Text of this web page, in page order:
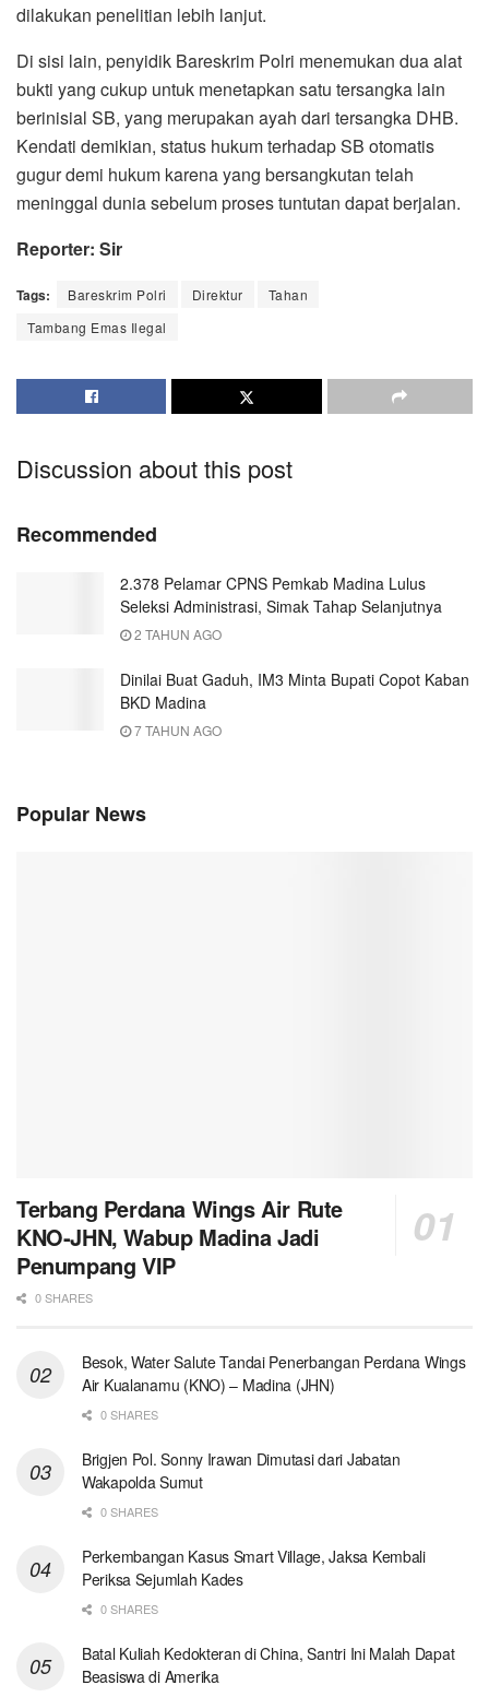
dilakukan penelitian lebih lanjut.
Di sisi lain, penyidik Bareskrim Polri menemukan dua alat
bukti yang cukup untuk menetapkan satu tersangka lain
berinisial SB, yang merupakan ayah dari tersangka DHB.
Kendati demikian, status hukum terhadap SB otomatis
gugur demi hukum karena yang bersangkutan telah
meninggal dunia sebelum proses tuntutan dapat berjalan.
Reporter: Sir
Tags: Bareskrim Polri Direktur
Tahan
Tambang Emas Ilegal
Discussion about this post
Recommended
2.378 Pelamar CPNS Pemkab Madina Lulus
Seleksi Administrasi, Simak Tahap Selanjutnya
2 TAHUN AGO
Dinilai Buat Gaduh, IM3 Minta Bupati Copot Kaban
BKD Madina
7 TAHUN AGO
Popular News
Terbang Perdana Wings Air Rute
KNO-JHN, Wabup Madina Jadi
Penumpang VIP
0 SHARES
Besok, Water Salute Tandai Penerbangan Perdana Wings
Air Kualanamu (KNO) – Madina (JHN)
0 SHARES
Brigjen Pol. Sonny Irawan Dimutasi dari Jabatan
Wakapolda Sumut
0 SHARES
Perkembangan Kasus Smart Village, Jaksa Kembali
Periksa Sejumlah Kades
0 SHARES
Batal Kuliah Kedokteran di China, Santri Ini Malah Dapat
Beasiswa di Amerika